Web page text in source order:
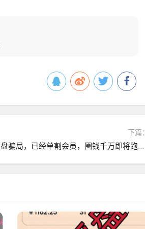
下篇
美信佳品资金盘骗局，已经单割会员，圈钱千万即将跑路！